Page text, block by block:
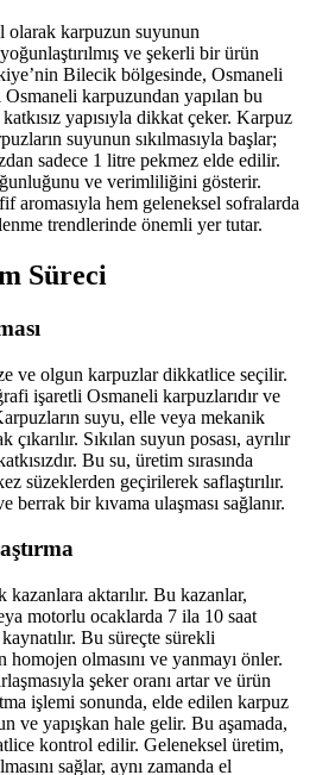
olarak karpuzun suyunun
ve şekerli bir ürün
Bilecik bölgesinde, Osmaneli
karpuzundan yapılan bu
yapısıyla dikkat çeker. Karpuz
suyunun sıkılmasıyla başlar;
sadece 1 litre pekmez elde edilir.
ve verimliliğini gösterir.
aromasıyla hem geleneksel sofralarda
trendlerinde önemli yer tutar.
Süreci
ve olgun karpuzlar dikkatlice seçilir.
işaretli Osmaneli karpuzlarıdır ve
suyu, elle veya mekanik
Sıkılan suyun posası, ayrılır
Bu su, üretim sırasında
süzeklerden geçirilerek saflaştırılır.
bir kıvama ulaşması sağlanır.
aktarılır. Bu kazanlar,
motorlu ocaklarda 7 ila 10 saat
Bu süreçte sürekli
homojen olmasını ve yanmayı önler.
şeker oranı artar ve ürün
işlemi sonunda, elde edilen karpuz
ve yapışkan hale gelir. Bu aşamada,
kontrol edilir. Geleneksel üretim,
sağlar, aynı zamanda el